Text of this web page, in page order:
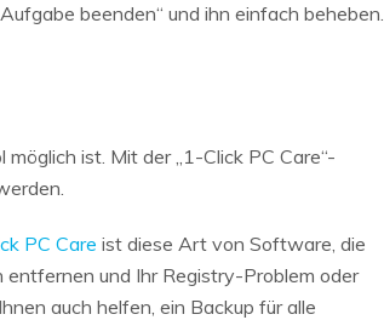
beenden“ und ihn einfach beheben.
ist. Mit der „1-Click PC Care“-
PC Care ist diese Art von Software, die
und Ihr Registry-Problem oder
auch helfen, ein Backup für alle